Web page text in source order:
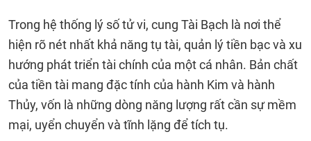
Trong hệ thống lý số tử vi, cung Tài Bạch là nơi thể
hiện rõ nét nhất khả năng tụ tài, quản lý tiền bạc và xu
hướng phát triển tài chính của một cá nhân. Bản chất
của tiền tài mang đặc tính của hành Kim và hành
Thủy, vốn là những dòng năng lượng rất cần sự mềm
mại, uyển chuyển và tĩnh lặng để tích tụ.